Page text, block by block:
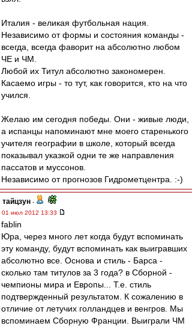
Италия - великая футбольная нация.
Независимо от формы и состояния команды -
всегда, всегда фаворит на абсолютно любом
ЧЕ и ЧМ.
Любой их Титул абсолютно закономерен.
Касаемо игры - то тут, как говорится, кто на что
учился.
Желаю им сегодня победы. Они - живые люди,
а испанцы напоминают мне моего старенького
учителя географии в школе, который всегда
показывал указкой одни те же направления
пассатов и муссонов.
Независимо от прогнозов Гидрометцентра. :-)
тайцзун -
01 июл 2012 13:33
fablin
Юра, через много лет когда будут вспоминать
эту команду, будут вспоминать как выигравших
абсолютно все. Основа и стиль - Барса -
сколько там титулов за 3 года? в Сборной -
чемпионы мира и Европы... Т.е. стиль
подтвержденный результатом. К сожалению в
отличие от летучих голландцев и венгров. Мы
вспоминаем Сборную Франции. Выиграли ЧМ